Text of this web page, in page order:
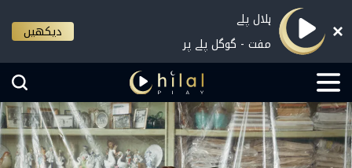
ہلال پلے
مفت - گوگل پلے پر
دیکھیں